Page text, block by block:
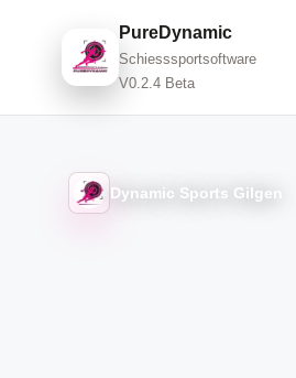
PureDynamic
Schiesssportsoftware
V0.2.4 Beta
Dynamic Sports Gilgen